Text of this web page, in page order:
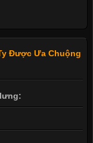
Được Ưa Chuộng